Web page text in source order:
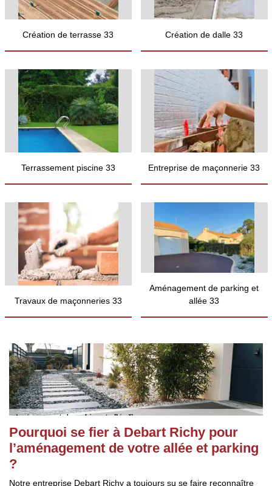
Création de terrasse 33 Création de dalle 33
Terrassement piscine 33 Entreprise de maçonnerie 33
Travaux de maçonneries 33
Aménagement de parking et
allée 33
Pourquoi se fier à Debart Richy pour
l’aménagement de votre allée et parking
?
Notre entreprise Debart Richy a toujours su se faire reconnaître